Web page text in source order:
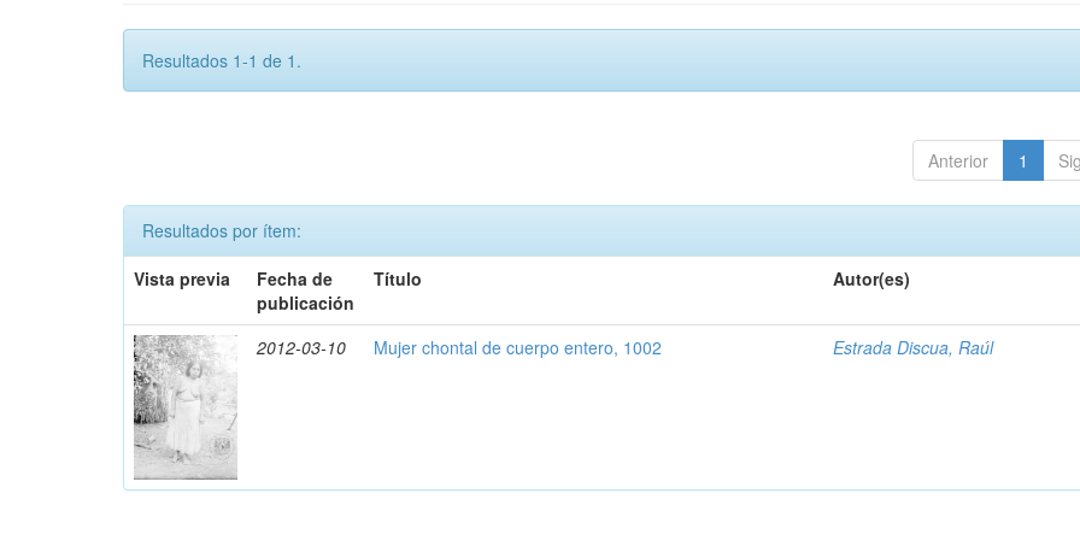
Resultados 1-1 de 1.
Anterior 1
Resultados por ítem:
Vista previa
Fecha de
publicación
Título Autor(es)
2012-03-10 Mujer chontal de cuerpo entero, 1002 Estrada Discua, Raúl